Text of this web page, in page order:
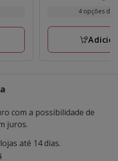
41.62€
4 opções de
com a possibilidade de
juros.
até 14 dias.